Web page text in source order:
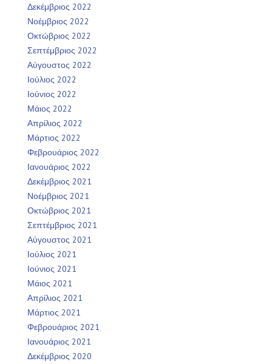
Δεκέμβριος 2022
Νοέμβριος 2022
Οκτώβριος 2022
Σεπτέμβριος 2022
Αύγουστος 2022
Ιούλιος 2022
Ιούνιος 2022
Μάιος 2022
Απρίλιος 2022
Μάρτιος 2022
Φεβρουάριος 2022
Ιανουάριος 2022
Δεκέμβριος 2021
Νοέμβριος 2021
Οκτώβριος 2021
Σεπτέμβριος 2021
Αύγουστος 2021
Ιούλιος 2021
Ιούνιος 2021
Μάιος 2021
Απρίλιος 2021
Μάρτιος 2021
Φεβρουάριος 2021
Ιανουάριος 2021
Δεκέμβριος 2020